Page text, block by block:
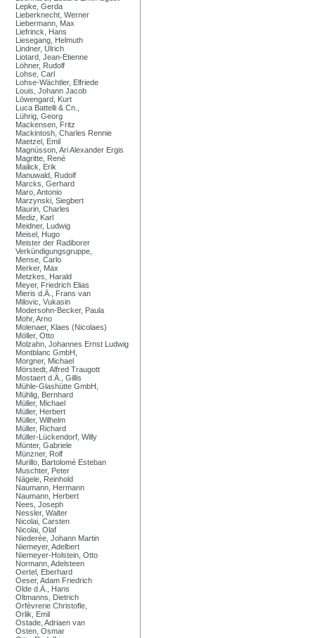
Lepke, Gerda
Lieberknecht, Werner
Liebermann, Max
Liefrinck, Hans
Liesegang, Helmuth
Lindner, Ulrich
Liotard, Jean-Etienne
Löhner, Rudolf
Lohse, Carl
Lohse-Wächtler, Elfriede
Louis, Johann Jacob
Löwengard, Kurt
Luca Battelli & Cn.,
Lührig, Georg
Mackensen, Fritz
Mackintosh, Charles Rennie
Maetzel, Emil
Magnússon, Ari Alexander Ergis
Magritte, René
Mailick, Erik
Manuwald, Rudolf
Marcks, Gerhard
Maro, Antonio
Marzynski, Siegbert
Maurin, Charles
Mediz, Karl
Meidner, Ludwig
Meisel, Hugo
Meister der Radiborer
Verkündigungsgruppe,
Mense, Carlo
Merker, Max
Metzkes, Harald
Meyer, Friedrich Elias
Mieris d.Ä., Frans van
Milovic, Vukasin
Modersohn-Becker, Paula
Mohr, Arno
Molenaer, Klaes (Nicolaes)
Möller, Otto
Molzahn, Johannes Ernst Ludwig
Montblanc GmbH,
Morgner, Michael
Mörstedt, Alfred Traugott
Mostaert d.Ä., Gillis
Mühle-Glashütte GmbH,
Mühlig, Bernhard
Müller, Michael
Müller, Herbert
Müller, Wilhelm
Müller, Richard
Müller-Lückendorf, Willy
Münter, Gabriele
Münzner, Rolf
Murillo, Bartolomé Esteban
Muschter, Peter
Nägele, Reinhold
Naumann, Hermann
Naumann, Herbert
Nees, Joseph
Nessler, Walter
Nicolai, Carsten
Nicolai, Olaf
Niederée, Johann Martin
Niemeyer, Adelbert
Niemeyer-Holstein, Otto
Normann, Adelsteen
Oertel, Eberhard
Oeser, Adam Friedrich
Olde d.Ä., Hans
Oltmanns, Dietrich
Orfèvrerie Christofle,
Orlik, Emil
Ostade, Adriaen van
Osten, Osmar